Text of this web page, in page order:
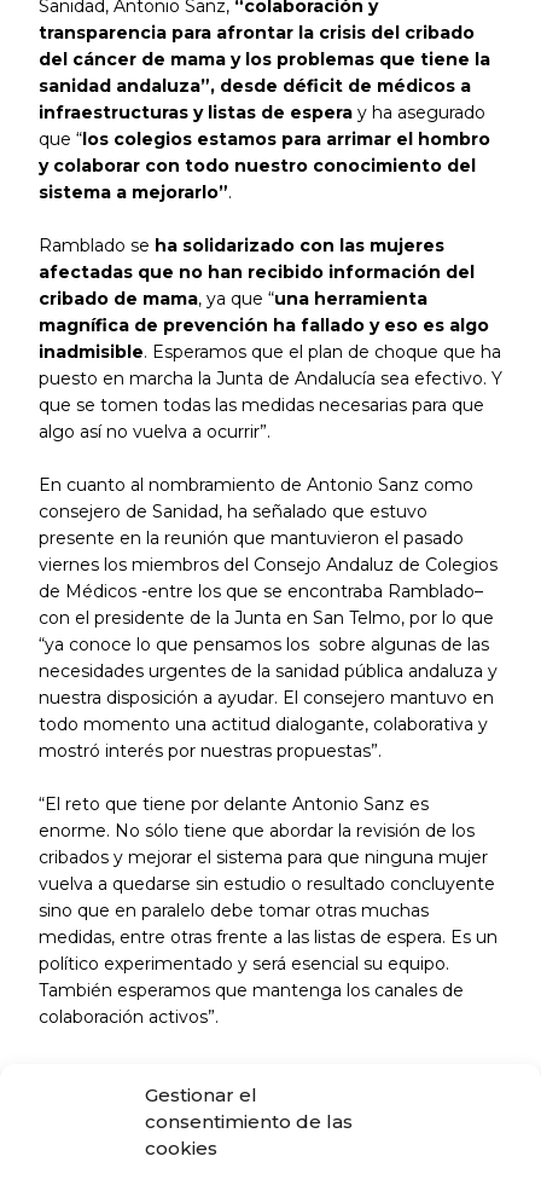
Gestionar el
consentimiento de las
cookies
Sanidad, Antonio Sanz, “colaboración y
transparencia para afrontar la crisis del cribado
del cáncer de mama y los problemas que tiene la
sanidad andaluza”, desde déficit de médicos a
infraestructuras y listas de esperay ha asegurado
que “los colegios estamos para arrimar el hombro
y colaborar con todo nuestro conocimiento del
sistema a mejorarlo”.
Ramblado se ha solidarizado con las mujeres
afectadas que no han recibido información del
cribado de mama, ya que “una herramienta
magnífica de prevención ha fallado y eso es algo
inadmisible. Esperamos que el plan de choque que ha
puesto en marcha la Junta de Andalucía sea efectivo. Y
que se tomen todas las medidas necesarias para que
algo así no vuelva a ocurrir”.
En cuanto al nombramiento de Antonio Sanz como
consejero de Sanidad, ha señalado que estuvo
presente en la reunión que mantuvieron el pasado
viernes los miembros del Consejo Andaluz de Colegios
de Médicos -entre los que se encontraba Ramblado–
con el presidente de la Junta en San Telmo, por lo que
“ya conoce lo que pensamos los sobre algunas de las
necesidades urgentes de la sanidad pública andaluza y
nuestra disposición a ayudar. El consejero mantuvo en
todo momento una actitud dialogante, colaborativa y
mostró interés por nuestras propuestas”.
“El reto que tiene por delante Antonio Sanz es
enorme. No sólo tiene que abordar la revisión de los
cribados y mejorar el sistema para que ninguna mujer
vuelva a quedarse sin estudio o resultado concluyente
sino que en paralelo debe tomar otras muchas
medidas, entre otras frente a las listas de espera. Es un
político experimentado y será esencial su equipo.
También esperamos que mantenga los canales de
colaboración activos”.
pidieron entre otras cosas que refuerce la coordinación
entre hospitales y centros de salud, que se garantice la
eficiencia en el uso de todos los recursos, una